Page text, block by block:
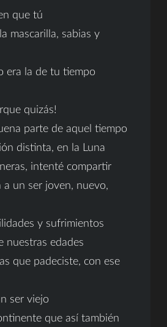
que tú
mascarilla, sabias y
era la de tu tiempo
quizás!
parte de aquel tiempo
distinta, en la Luna
intenté compartir
a un ser joven, nuevo,
y sufrimientos
nuestras edades
que padeciste, con ese
ser viejo
que así también